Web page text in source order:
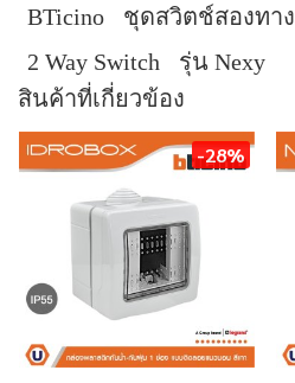
BTicino ชุดสวิตช์สองทาง
2 Way Switch
รุ่น Nexy
สินค้าที่เกี่ยวข้อง
-28%